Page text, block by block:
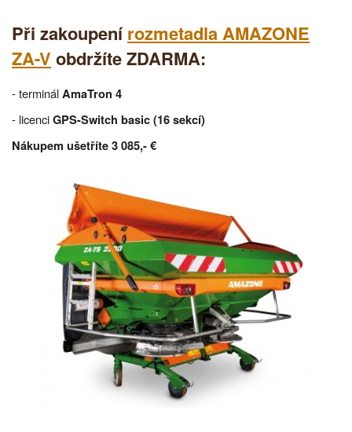
Při zakoupenírozmetadla AMAZONE
ZA-V obdržíte ZDARMA:
- terminálAmaTron 4
- licenciGPS-Switch basic (16 sekcí)
Nákupem ušetříte 3 085,- €